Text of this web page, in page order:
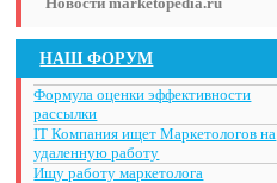
НАШ ФОРУМ
Формула оценки эффективности
рассылки
IT Компания ищет Маркетологов на
удаленную работу
Ищу работу маркетолога